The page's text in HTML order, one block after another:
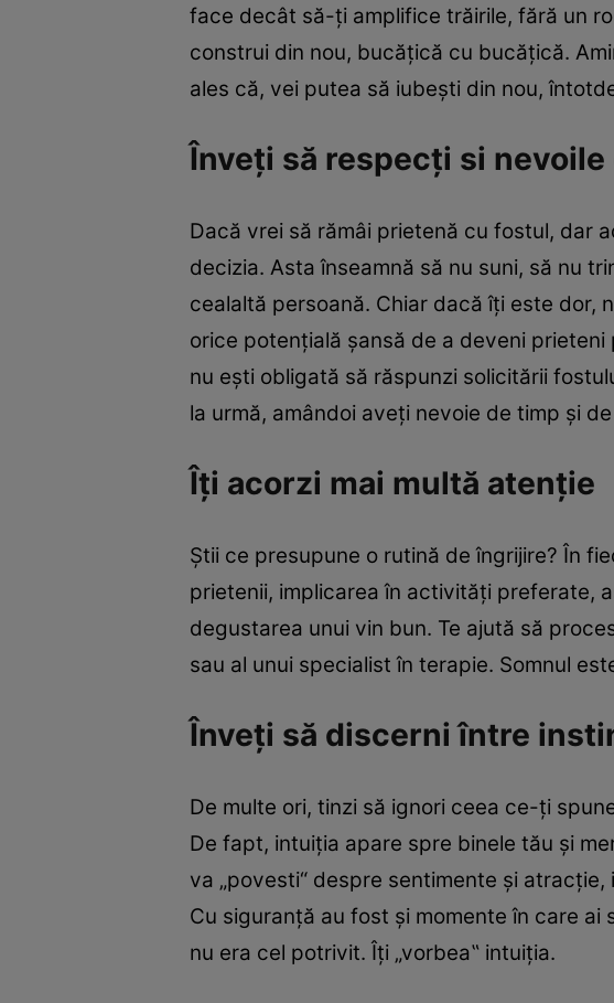
face decât să-ţi amplifice trăirile, fără un
construi din nou, bucăţică cu bucăţică.
ales că, vei putea să iubeşti din nou,
Înveţi să respecţi si
Dacă vrei să rămâi prietenă cu fostul, dar
decizia. Asta înseamnă să nu suni, să nu
cealaltă persoană. Chiar dacă îţi este dor,
orice potenţială şansă de a deveni
nu eşti obligată să răspunzi solicitării
la urmă, amândoi aveţi nevoie de timp şi
Îţi acorzi mai multă atenţie
Ştii ce presupune o rutină de îngrijire? În
prietenii, implicarea în activităţi preferate,
degustarea unui vin bun. Te ajută să
sau al unui specialist în terapie. Somnul
Înveţi să discerni între
De multe ori, tinzi să ignori ceea ce-ţi
De fapt, intuiţia apare spre binele tău şi
va „povesti“ despre sentimente şi
Cu siguranţă au fost şi momente în care
nu era cel potrivit. Îţi „vorbea‟ intuiţia.